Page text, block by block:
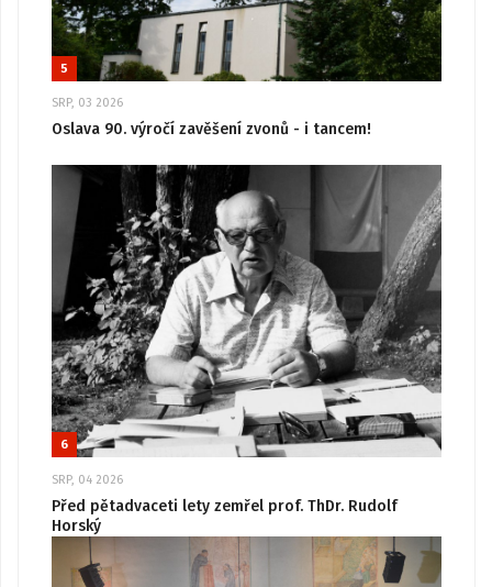
5
SRP, 03 2026
Oslava 90. výročí zavěšení zvonů - i tancem!
6
SRP, 04 2026
Před pětadvaceti lety zemřel prof. ThDr. Rudolf
Horský